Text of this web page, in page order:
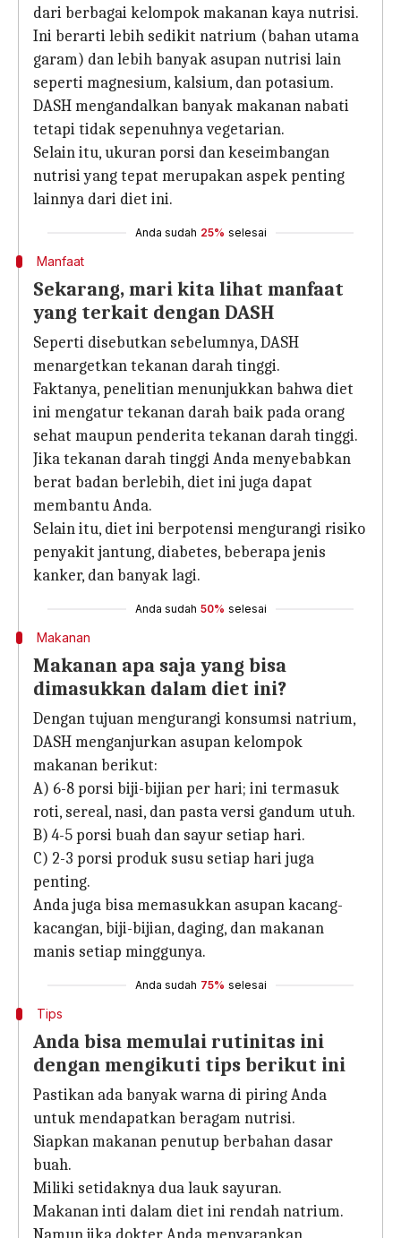
dari berbagai kelompok makanan kaya nutrisi.
Ini berarti lebih sedikit natrium (bahan utama
garam) dan lebih banyak asupan nutrisi lain
seperti magnesium, kalsium, dan potasium.
DASH mengandalkan banyak makanan nabati
tetapi tidak sepenuhnya vegetarian.
Selain itu, ukuran porsi dan keseimbangan
nutrisi yang tepat merupakan aspek penting
lainnya dari diet ini.
Anda sudah 25% selesai
Manfaat
Sekarang, mari kita lihat manfaat
yang terkait dengan DASH
Seperti disebutkan sebelumnya, DASH
menargetkan tekanan darah tinggi.
Faktanya, penelitian menunjukkan bahwa diet
ini mengatur tekanan darah baik pada orang
sehat maupun penderita tekanan darah tinggi.
Jika tekanan darah tinggi Anda menyebabkan
berat badan berlebih, diet ini juga dapat
membantu Anda.
Selain itu, diet ini berpotensi mengurangi risiko
penyakit jantung, diabetes, beberapa jenis
kanker, dan banyak lagi.
Anda sudah 50% selesai
Makanan
Makanan apa saja yang bisa
dimasukkan dalam diet ini?
Dengan tujuan mengurangi konsumsi natrium,
DASH menganjurkan asupan kelompok
makanan berikut:
A) 6-8 porsi biji-bijian per hari; ini termasuk
roti, sereal, nasi, dan pasta versi gandum utuh.
B) 4-5 porsi buah dan sayur setiap hari.
C) 2-3 porsi produk susu setiap hari juga
penting.
Anda juga bisa memasukkan asupan kacang-
kacangan, biji-bijian, daging, dan makanan
manis setiap minggunya.
Anda sudah 75% selesai
Tips
Anda bisa memulai rutinitas ini
dengan mengikuti tips berikut ini
Pastikan ada banyak warna di piring Anda
untuk mendapatkan beragam nutrisi.
Siapkan makanan penutup berbahan dasar
buah.
Miliki setidaknya dua lauk sayuran.
Makanan inti dalam diet ini rendah natrium.